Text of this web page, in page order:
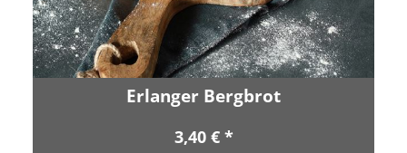
Erlanger Bergbrot
3,40 € *